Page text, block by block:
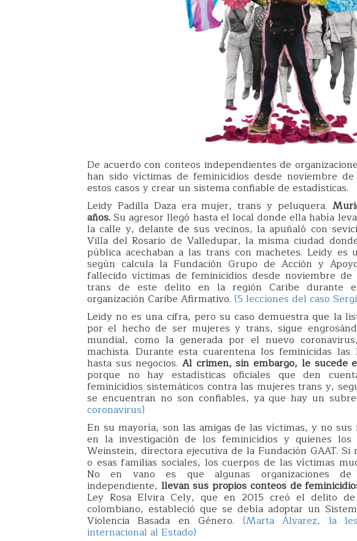
De acuerdo con conteos independientes de
han sido víctimas de feminicidios desde noviembre
estos casos y crear un sistema confiable de estadísticas.
Leidy Padilla Daza era mujer, trans y peluquera.
años.Su agresor llegó hasta el local donde ella había
la calle y, delante de sus vecinos, la apuñaló con
Villa del Rosario de Valledupar, la misma ciudad
pública acechaban a las trans con machetes. Leidy
según calcula la Fundación Grupo de Acción y
fallecido víctimas de feminicidios desde noviembre
trans de este delito en la región Caribe durante
organización Caribe Afirmativo. (5 lecciones del caso
Leidy no es una cifra, pero su caso demuestra que la
por el hecho de ser mujeres y trans, sigue
mundial, como la generada por el nuevo
machista. Durante esta cuarentena los feminicidas las
hasta sus negocios.Al crimen, sin embargo, le sucede
porque no hay estadísticas oficiales que den
feminicidios sistemáticos contra las mujeres trans y,
se encuentran no son confiables, ya que hay un
coronavirus)
En su mayoría, son las amigas de las víctimas, y no
en la investigación de los feminicidios y quienes los
Weinstein, directora ejecutiva de la Fundación GAAT.
o esas familias sociales, los cuerpos de las víctimas
No en vano es que algunas organizaciones
independiente, llevan sus propios conteos de
Ley Rosa Elvira Cely, que en 2015 creó el delito
colombiano, estableció que se debía adoptar un
Violencia Basada en Género. (Marta Álvarez, la
internacional al Estado)